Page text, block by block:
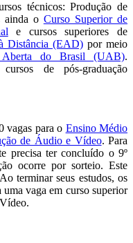
técnicos: Produção de
ainda o Curso Superior de
e cursos superiores de
Distância (EAD) por meio
Aberta do Brasil (UAB).
de pós-graduação
vagas para o Ensino Médio
de Áudio e Vídeo. Para
precisa ter concluído o 9º
ocorre por sorteio. Este
terminar seus estudos, os
vaga em curso superior